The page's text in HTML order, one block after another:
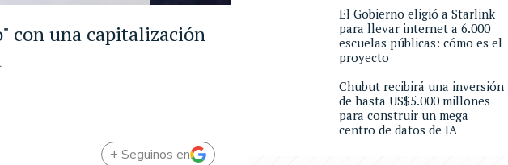
con una capitalización
+ Seguinos en
El Gobierno eligió a Starlink
para llevar internet a 6.000
escuelas públicas: cómo es el
proyecto
Chubut recibirá una inversión
de hasta US$5.000 millones
para construir un mega
centro de datos de IA